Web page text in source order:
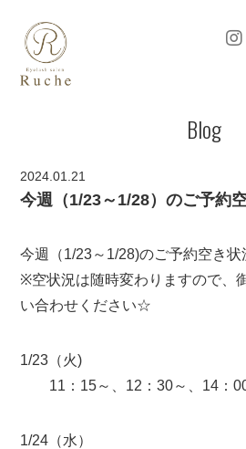
Blog
2024.01.21
今週（1/23～1/28）のご予約
今週（1/23～1/28)のご予約空き
※空状況は随時変わりますので、
い合わせください☆
1/23（火)
11：15～、12：30～、14：00
1/24（水）